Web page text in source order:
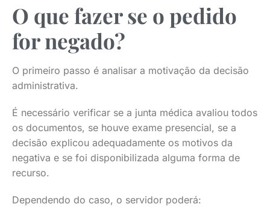
O que fazer se o pedido
for negado?
O primeiro passo é analisar a motivação da decisão
administrativa.
É necessário verificar se a junta médica avaliou todos
os documentos, se houve exame presencial, se a
decisão explicou adequadamente os motivos da
negativa e se foi disponibilizada alguma forma de
recurso.
Dependendo do caso, o servidor poderá: